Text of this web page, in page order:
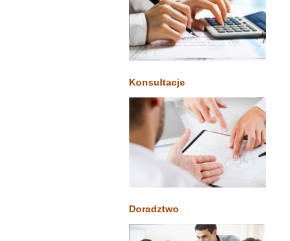
Konsultacje
Doradztwo